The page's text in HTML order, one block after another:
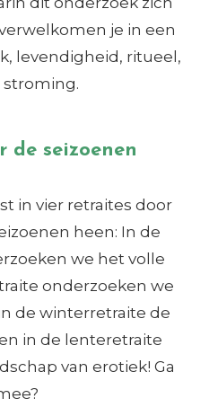
je in een
levendigheid, ritueel,
de seizoenen
in vier retraites door
heen: In de
we het volle
onderzoeken we
de winterretraite de
in de lenteretraite
van erotiek! Ga